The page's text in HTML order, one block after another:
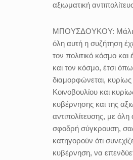
αξιωματική
ΜΠΟΥΣΔΟΥΚΟΥ:
όλη αυτή η συζήτηση
τον πολιτικό κόσμο και
και τον κόσμο, έτσι
διαμορφώνεται, κυρίως
Κοινοβουλίου και
κυβέρνησης και της
αντιπολίτευσης, με όλη
σφοδρή σύγκρουση,
κατηγορούν ότι
κυβέρνηση, να